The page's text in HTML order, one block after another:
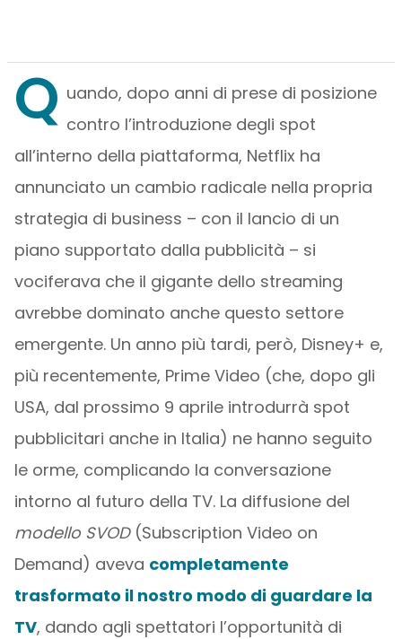
Q uando, dopo anni di prese di posizione
contro l’introduzione degli spot
all’interno della piattaforma, Netflix ha
annunciato un cambio radicale nella propria
strategia di business – con il lancio di un
piano supportato dalla pubblicità – si
vociferava che il gigante dello streaming
avrebbe dominato anche questo settore
emergente. Un anno più tardi, però, Disney+ e,
più recentemente, Prime Video (che, dopo gli
USA, dal prossimo 9 aprile introdurrà spot
pubblicitari anche in Italia) ne hanno seguito
le orme, complicando la conversazione
intorno al futuro della TV. La diffusione del
modello SVOD(Subscription Video on
Demand) aveva completamente
trasformato il nostro modo di guardare la
TV, dando agli spettatori l’opportunità di